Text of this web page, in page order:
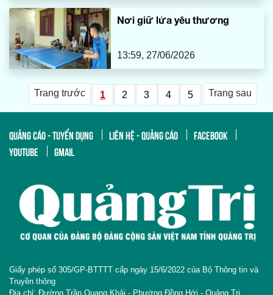
Nơi giữ lửa yêu thương
13:59, 27/06/2026
Trang trước 1 2 3 4 5 Trang sau
QUẢNG CÁO - TUYỂN DỤNG LIÊN HỆ - QUẢNG CÁO
FACEBOOK
YOUTUBE
GMAIL
Giấy phép số 305/GP-BTTTT cấp ngày 15/6/2022 của Bộ Thông tin và
Truyền thông
Địa chỉ: Đường Trần Quang Khải - Phường Đồng Hới - Quảng Trị.